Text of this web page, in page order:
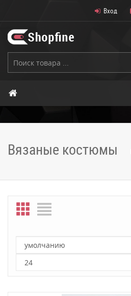
Вход
Вязаные костюмы